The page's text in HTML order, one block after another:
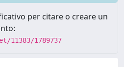
per citare o creare un
11383/1789737